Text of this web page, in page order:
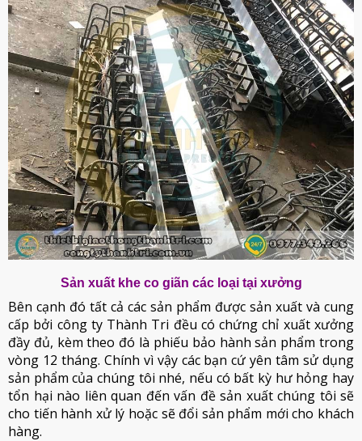
Sản xuất khe co giãn các loại tại xưởng
Bên cạnh đó tất cả các sản phẩm được sản xuất và cung
cấp bởi công ty Thành Tri đều có chứng chỉ xuất xưởng
đầy đủ, kèm theo đó là phiếu bảo hành sản phẩm trong
vòng 12 tháng. Chính vì vậy các bạn cứ yên tâm sử dụng
sản phẩm của chúng tôi nhé, nếu có bất kỳ hư hỏng hay
tổn hại nào liên quan đến vấn đề sản xuất chúng tôi sẽ
cho tiến hành xử lý hoặc sẽ đổi sản phẩm mới cho khách
hàng.